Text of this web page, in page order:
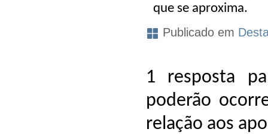
que se aproxima.
Publicado em
1 resposta
poderão
relação aos